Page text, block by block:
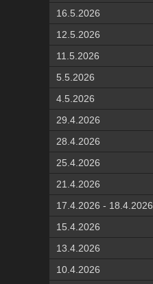
16.5.2026
12.5.2026
11.5.2026
5.5.2026
4.5.2026
29.4.2026
28.4.2026
25.4.2026
21.4.2026
17.4.2026 - 18.4.2026
15.4.2026
13.4.2026
10.4.2026